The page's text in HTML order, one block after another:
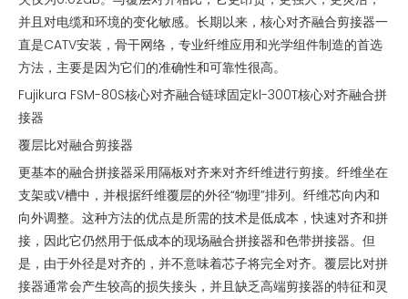
并且对电缆和环境的变化敏感。长期以来，核心对齐融合剪接器一
直是CATV安装，骨干网络，专业纤维应用和光学组件制造的首选
方法，主要是因为它们的准确性和可靠性很高。
Fujikura FSM-80S核心对齐融合链球固定kl-300T核心对齐融合拼
接器
覆层比对融合剪接器
更基本的融合拼接器采用隔板对齐来对齐纤维进行剪接。纤维坐在
支架或V槽中，并根据纤维覆层的外径“物理”排列。纤维芯向内和
向外调整。这种方法的优点是所需的技术是低成本，快速对齐和拼
接，因此它仍然用于低成本的现场融合拼接器和色带拼接器。但
是，由于外径是对齐的，并不意味着芯子将完全对齐。覆层比对拼
接器通常会产生较高的损失接头，并且缺乏高端剪接器的特征和灵